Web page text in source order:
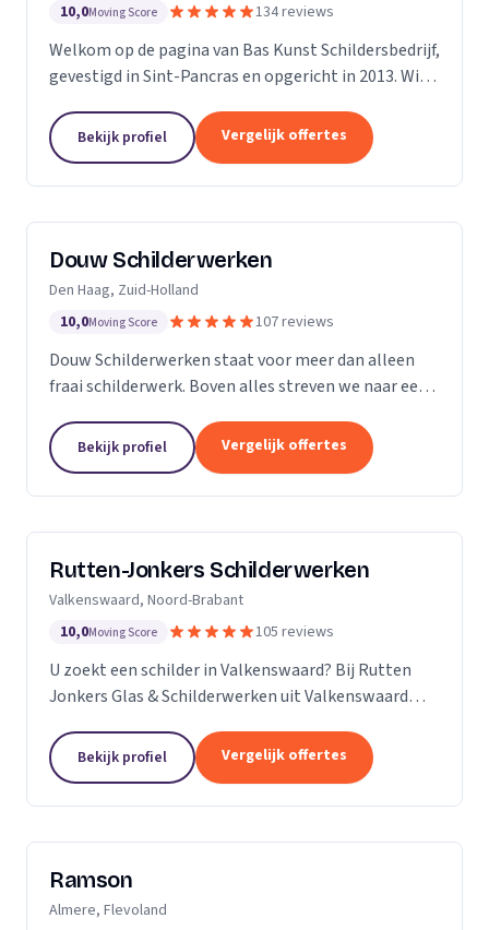
10,0Moving Score 134 reviews
Welkom op de pagina van Bas Kunst Schildersbedrijf,
gevestigd in Sint-Pancras en opgericht in 2013. Wij
ook regelmatig leerlingen op. Met...
Bekijk profiel Vergelijk offertes
Douw Schilderwerken
Den Haag, Zuid-Holland
10,0Moving Score 107 reviews
Douw Schilderwerken staat voor meer dan alleen
fraai schilderwerk. Boven alles streven we naar een
kostenbesparend voor u als klant. Bovendien kunt u
rekenen op...
Bekijk profiel Vergelijk offertes
Rutten-Jonkers Schilderwerken
Valkenswaard, Noord-Brabant
10,0Moving Score 105 reviews
U zoekt een schilder in Valkenswaard? Bij Rutten
Jonkers Glas & Schilderwerken uit Valkenswaard
Bekijk profiel Vergelijk offertes
Ramson
Almere, Flevoland